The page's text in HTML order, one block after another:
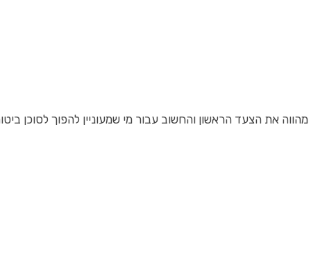
את הצעד הראשון והחשוב עבור מי שמעוניין להפוך